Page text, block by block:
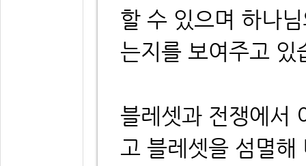
할 수 있으며 하나
는지를 보여주고 있
블레셋과 전쟁에서
고 블레셋을 섬멸해